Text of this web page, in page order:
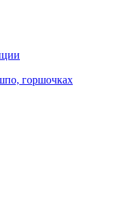
горшочках